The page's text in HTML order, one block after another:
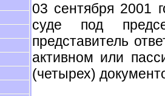
03 сентября 2001
суде под
представитель
активном или
(четырех)